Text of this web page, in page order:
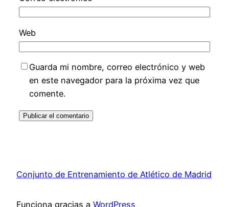
Web
Guarda mi nombre, correo electrónico y web
en este navegador para la próxima vez que
comente.
Conjunto de Entrenamiento de Atlético de Madrid
Funciona gracias a WordPress